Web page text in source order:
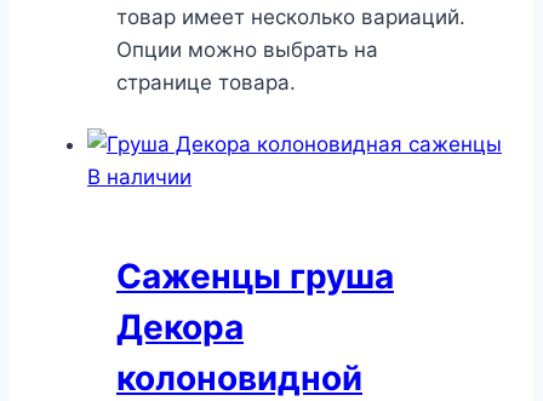
товар имеет несколько вариаций.
Опции можно выбрать на
странице товара.
В наличии
Саженцы груша
Декора
колоновидной